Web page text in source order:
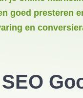
goed presteren
en